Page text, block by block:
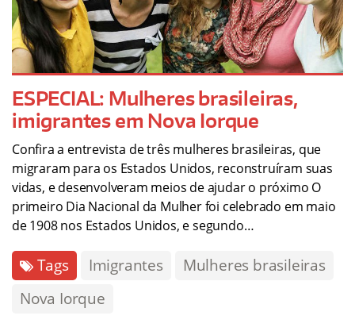
ESPECIAL: Mulheres brasileiras,
imigrantes em Nova Iorque
Confira a entrevista de três mulheres brasileiras, que
migraram para os Estados Unidos, reconstruíram suas
vidas, e desenvolveram meios de ajudar o próximo O
primeiro Dia Nacional da Mulher foi celebrado em maio
de 1908 nos Estados Unidos, e segundo…
Tags Imigrantes
Mulheres brasileiras
Nova Iorque